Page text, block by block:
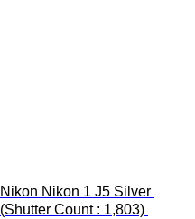
Nikon Nikon 1 J5 Silver
(Shutter Count : 1,803)